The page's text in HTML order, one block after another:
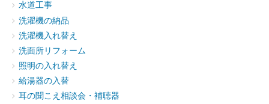
水道工事
洗濯機の納品
洗濯機入れ替え
洗面所リフォーム
照明の入れ替え
給湯器の入替
耳の聞こえ相談会・補聴器